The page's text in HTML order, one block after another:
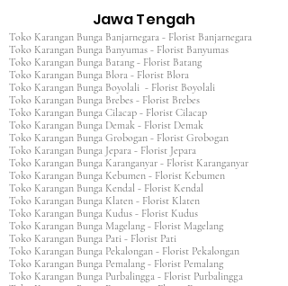
Jawa Tengah
Toko Karangan Bunga Banjarnegara - Florist Banjarnegara
Toko Karangan Bunga Banyumas - Florist Banyumas
Toko Karangan Bunga Batang - Florist Batang
Toko Karangan Bunga Blora - Florist Blora
Toko Karangan Bunga Boyolali - Florist Boyolali
Toko Karangan Bunga Brebes - Florist Brebes
Toko Karangan Bunga Cilacap - Florist Cilacap
Toko Karangan Bunga Demak - Florist Demak
Toko Karangan Bunga Grobogan - Florist Grobogan
Toko Karangan Bunga Jepara - Florist Jepara
Toko Karangan Bunga Karanganyar - Florist Karanganyar
Toko Karangan Bunga Kebumen - Florist Kebumen
Toko Karangan Bunga Kendal - Florist Kendal
Toko Karangan Bunga Klaten - Florist Klaten
Toko Karangan Bunga Kudus - Florist Kudus
Toko Karangan Bunga Magelang - Florist Magelang
Toko Karangan Bunga Pati - Florist Pati
Toko Karangan Bunga Pekalongan - Florist Pekalongan
Toko Karangan Bunga Pemalang - Florist Pemalang
Toko Karangan Bunga Purbalingga - Florist Purbalingga